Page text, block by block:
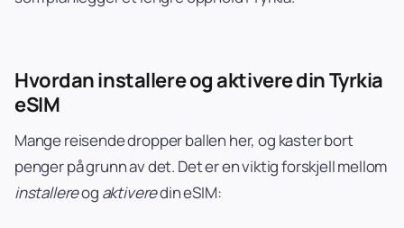
Hvordan installere og aktivere din Tyrkia
eSIM
Mange reisende dropper ballen her, og kaster bort
penger på grunn av det. Det er en viktig forskjell mellom
installereog aktiveredin eSIM: